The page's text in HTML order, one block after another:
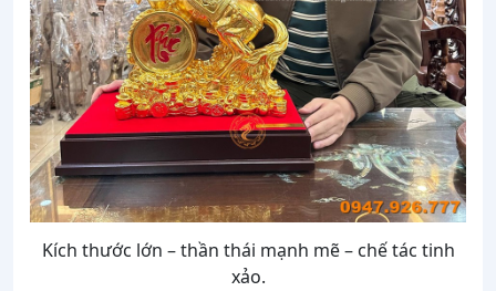
Kích thước lớn – thần thái mạnh mẽ – chế tác tinh
xảo.